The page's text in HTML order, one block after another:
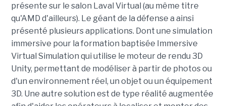
présente sur le salon Laval Virtual (au même titre
qu'AMD d'ailleurs). Le géant de la défense a ainsi
présenté plusieurs applications. Dont une simulation
immersive pour la formation baptisée Immersive
Virtual Simulation qui utilise le moteur de rendu 3D
Unity, permettant de modéliser à partir de photos ou
d'un environnement réel, un objet ou un équipement
3D. Une autre solution est de type réalité augmentée